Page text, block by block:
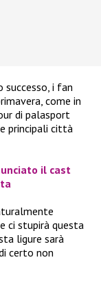
successo, i fan
come in
di palasport
principali città
il cast
ci stupirà questa
ligure sarà
certo non